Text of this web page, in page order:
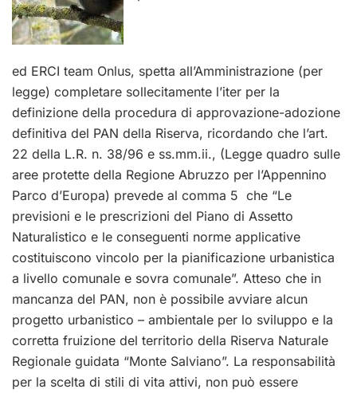
ed ERCI team Onlus, spetta all’Amministrazione (per
legge) completare sollecitamente l’iter per la
definizione della procedura di approvazione-adozione
definitiva del PAN della Riserva, ricordando che l’art.
22 della L.R. n. 38/96 e ss.mm.ii., (Legge quadro sulle
aree protette della Regione Abruzzo per l’Appennino
Parco d’Europa) prevede al comma 5 che “Le
previsioni e le prescrizioni del Piano di Assetto
Naturalistico e le conseguenti norme applicative
costituiscono vincolo per la pianificazione urbanistica
a livello comunale e sovra comunale”. Atteso che in
mancanza del PAN, non è possibile avviare alcun
progetto urbanistico – ambientale per lo sviluppo e la
corretta fruizione del territorio della Riserva Naturale
Regionale guidata “Monte Salviano”. La responsabilità
per la scelta di stili di vita attivi, non può essere